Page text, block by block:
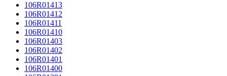
106R01413
106R01412
106R01411
106R01410
106R01403
106R01402
106R01401
106R01400